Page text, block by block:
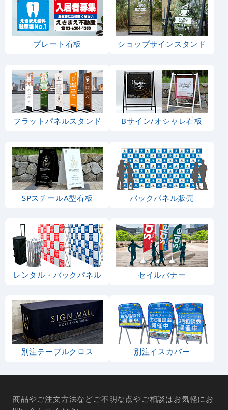
プレート看板 ショップサインスタンド
フラットパネルスタンド Bサイン/オシャレ看板
SPスチールA型看板 バックパネル販売
レンタル・バックパネル セイルバナー
別注テーブルクロス 別注イスカバー
商品やご注文方法などご不明な点やご相談はお気軽にお